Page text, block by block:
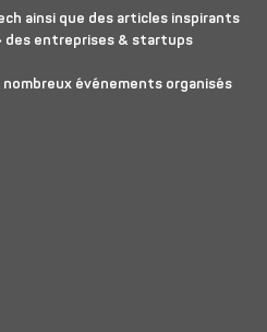
ainsi que des articles inspirants
des entreprises & startups
événements organisés